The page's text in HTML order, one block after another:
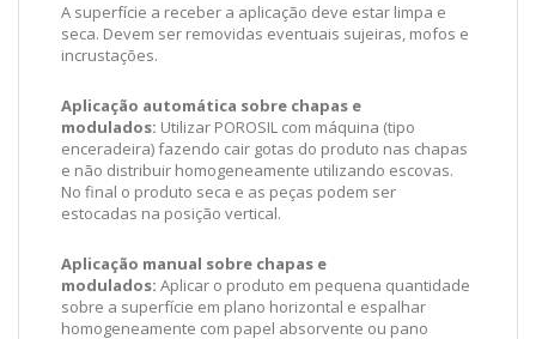
A superfície a receber a aplicação deve estar limpa e
seca. Devem ser removidas eventuais sujeiras, mofos e
incrustações.
Aplicação automática sobre chapas e
modulados: Utilizar POROSIL com máquina (tipo
enceradeira) fazendo cair gotas do produto nas chapas
e não distribuir homogeneamente utilizando escovas.
No final o produto seca e as peças podem ser
estocadas na posição vertical.
Aplicação manual sobre chapas e
modulados: Aplicar o produto em pequena quantidade
sobre a superfície em plano horizontal e espalhar
homogeneamente com papel absorvente ou pano